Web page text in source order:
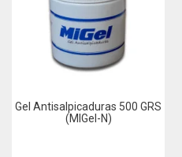
Gel Antisalpicaduras 500 GRS
(MIGel-N)